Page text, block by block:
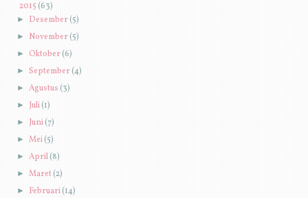
2015 (63)
► Desember(5)
► November(5)
► Oktober(6)
► September(4)
►Agustus (3)
► Juli(1)
► Juni(7)
►Mei(5)
►April(8)
►Maret(2)
► Februari(14)